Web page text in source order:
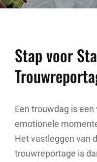
Stap voor
Een trouwdag is
emotionele
Het vastleggen van
trouwreportage is